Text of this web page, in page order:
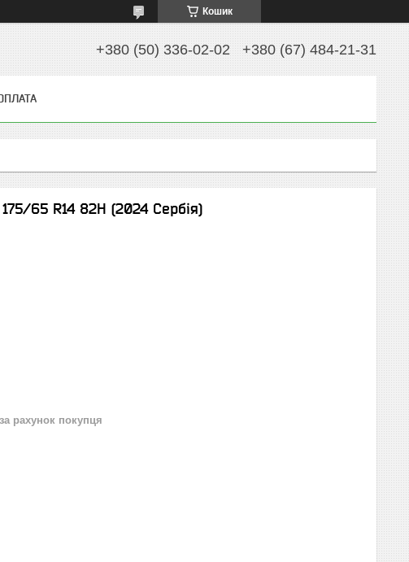
Кошик
+380 (50) 336-02-02 +380 (67) 484-21-31
65 R14 82Н (2024 Сербія)
за рахунок покупця